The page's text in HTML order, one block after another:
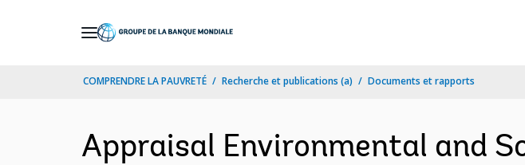
COMPRENDRE LA PAUVRETÉ Recherche et publications (a) Documents et rapports
Appraisal Environmental and